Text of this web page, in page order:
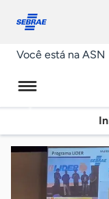
conosco
Você está na ASN